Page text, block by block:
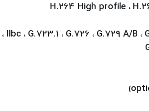
، H.264 High profile
، G.729 A/B ، G.726 ، G.723.1 ، Ilbc ،
)